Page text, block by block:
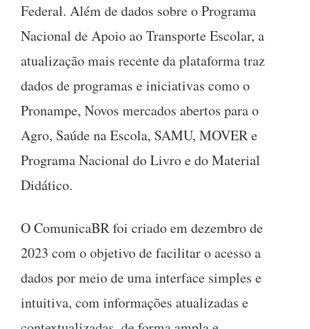
Federal. Além de dados sobre o Programa
Nacional de Apoio ao Transporte Escolar, a
atualização mais recente da plataforma traz
dados de programas e iniciativas como o
Pronampe, Novos mercados abertos para o
Agro, Saúde na Escola, SAMU, MOVER e
Programa Nacional do Livro e do Material
Didático.
O ComunicaBR foi criado em dezembro de
2023 com o objetivo de facilitar o acesso a
dados por meio de uma interface simples e
intuitiva, com informações atualizadas e